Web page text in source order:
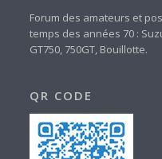
Forum des amateurs et
temps des années 70 :
GT750, 750GT, Bouillotte.
QR CODE